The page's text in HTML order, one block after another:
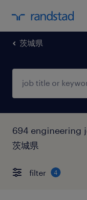
茨城県
694 engineering
茨城県
filter 4